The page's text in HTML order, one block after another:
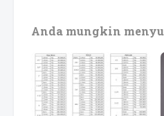
Anda mungkin